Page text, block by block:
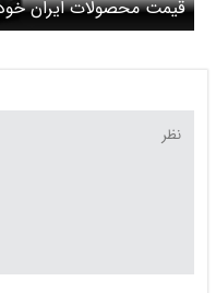
قیمت محصولات ایران خودرو ۳۱ فروردین +